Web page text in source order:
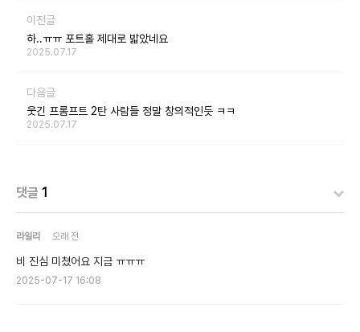
이전글
하..ㅠㅠ 포트홀 제대로 밟았네요
2025.07.17
다음글
웃긴 프롬프트 2탄 사람들 정말 창의적인듯 ㅋㅋ
2025.07.17
댓글 1
라일리 오래 전
비 진심 미쳤어요 지금 ㅠㅠㅠ
2025-07-17 16:08